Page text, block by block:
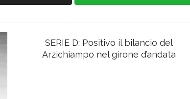
SERIE D: Positivo il bilancio del
Arzichiampo nel girone d’andata